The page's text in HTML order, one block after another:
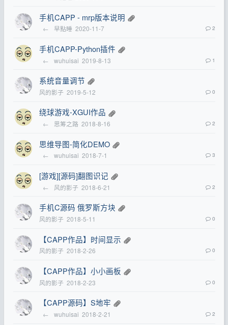
手机CAPP - mrp版本说明
← 早點睡 2020-11-7 2
手机CAPP-Python插件
← wuhuisai 2019-8-13 1
系统音量调节
风的影子 2019-5-12 0
绕球游戏-XGUI作品
← 思筹之路 2018-8-16 2
思维导图-简化DEMO
← wuhuisai 2018-7-1 3
[游戏][源码]翻图识记
← 风的影子 2018-6-21 2
手机C源码 俄罗斯方块
风的影子 2018-5-11 0
【CAPP作品】时间显示
风的影子 2018-2-26 0
【CAPP作品】小小画板
风的影子 2018-2-23 0
【CAPP源码】S地牢
← wuhuisai 2018-2-21 2